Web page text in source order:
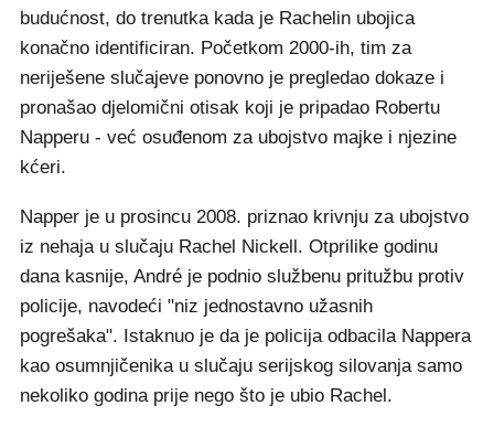
budućnost, do trenutka kada je Rachelin ubojica
konačno identificiran. Početkom 2000-ih, tim za
neriješene slučajeve ponovno je pregledao dokaze i
pronašao djelomični otisak koji je pripadao Robertu
Napperu - već osuđenom za ubojstvo majke i njezine
kćeri.
Napper je u prosincu 2008. priznao krivnju za ubojstvo
iz nehaja u slučaju Rachel Nickell. Otprilike godinu
dana kasnije, André je podnio službenu pritužbu protiv
policije, navodeći "niz jednostavno užasnih
pogrešaka". Istaknuo je da je policija odbacila Nappera
kao osumnjičenika u slučaju serijskog silovanja samo
nekoliko godina prije nego što je ubio Rachel.